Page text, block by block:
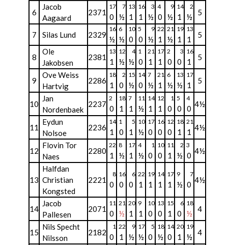
6
Jacob
Aagaard
2371
17
0
7
½
13
1
16
1
3
½
4
0
9
½
14
1
2
½ 5
7 Silas Lund 2329
16
½
6
½
10
0
5
0
9
½
22
1
21
½
19
1
13
1 5
8
Ole
Jakobsen
2381
13
1
12
½
4
½
1
0
21
1
17
1
2
0
3
0
16
1 5
9
Ove Weiss
Hartvig
2286
18
1
2
0
15
½
14
0
7
½
21
1
6
½
13
½
17
1 5
10
Jan
Nordenbaek
2237
2
0
18
1
7
1
11
½
14
1
12
1
1
0
5
0
4
0 4½
11
Eydun
Nolsoe
2236
14
1
1
0
5
1
10
½
17
0
16
0
12
0
18
1
21
1 4½
12
Flovin Tor
Naes
2280
22
1
8
½
17
1
4
½
1
0
10
0
11
1
2
½
3
0 4½
13
Halfdan
Christian
Kongsted
2221
8
0
16
0
6
0
22
1
19
1
14
1
17
1
9
½
7
0 4½
14
Jacob
Pallesen
2071
11
0
21
½
20
1
9
1
10
0
13
0
15
1
6
0
18
½ 4
15
Nils Specht
Nilsson
2182
1
0
22
1
9
½
17
½
5
0
18
½
14
0
20
1
19
½ 4